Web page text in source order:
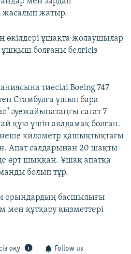
жасалып жатыр.
ұшақта жолаушылар
болғаны белгісіз
тиесілі Boeing 747
Стамбулға ұшып бара
әуежайынатаңғы сағат 7
құю үшін аялдамақ болған.
километр қашықтықтағы
Апат салдарынан 20 шақты
өрт шыққан. Ұшақ апатқа
болып тұр.
орындардың басшылығы
мен құтқару қызметтері
оқу Follow us